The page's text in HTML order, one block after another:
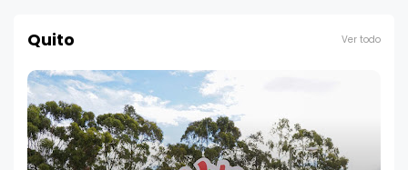
Quito Ver todo